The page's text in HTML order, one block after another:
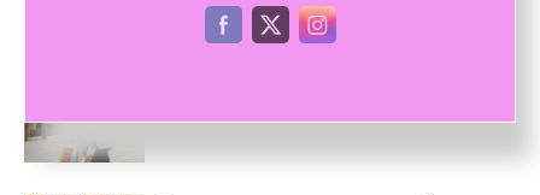
ВИШЕ ОД АУТОРА
куповину, кафу и опуштање?